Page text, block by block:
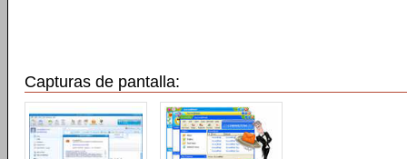
Capturas de pantalla: